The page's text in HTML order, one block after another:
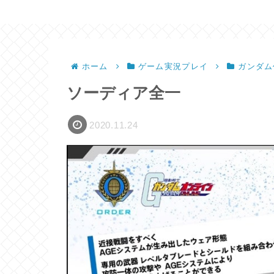
ホーム ゲーム実況プレイ ガンダ
ソーディア全一
2020.11.24